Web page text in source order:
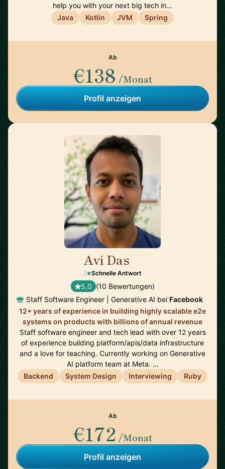
help you with your next big tech in…
Java
Kotlin JVM Spring
Ab
€138 /Monat
Profil anzeigen
Avi Das
Schnelle Antwort
5,0 (10 Bewertungen)
Staff Software Engineer | Generative AI bei Facebook
12+ years of experience in building highly scalable e2e
systems on products with billions of annual revenue
Staff software engineer and tech lead with over 12 years
of experience building platform/apis/data infrastructure
and a love for teaching. Currently working on Generative
AI platform team at Meta. …
Backend
System Design Interviewing Ruby
Ab
€172 /Monat
Profil anzeigen